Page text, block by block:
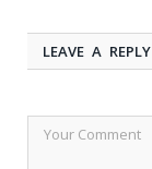
LEAVE A REPLY